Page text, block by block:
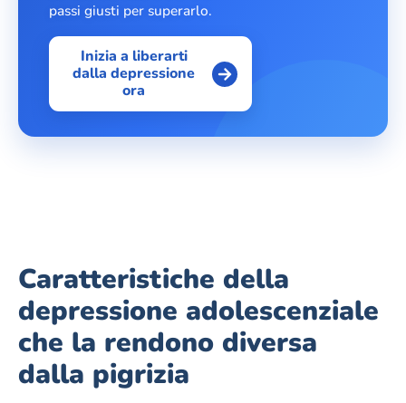
passi giusti per superarlo.
Inizia a liberarti
dalla depressione
ora
Caratteristiche della
depressione adolescenziale
che la rendono diversa
dalla pigrizia